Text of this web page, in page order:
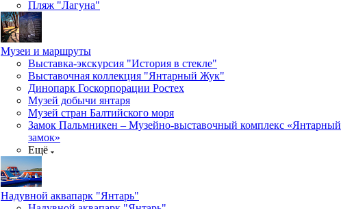
Пляж "Лагуна"
Музеи и маршруты
Выставка-экскурсия "История в стекле"
Выставочная коллекция "Янтарный Жук"
Динопарк Госкорпорации Ростех
Музей добычи янтаря
Музей стран Балтийского моря
Замок Пальмникен – Музейно-выставочный комплекс «Янтарный
замок»
Ещё
Надувной аквапарк "Янтарь"